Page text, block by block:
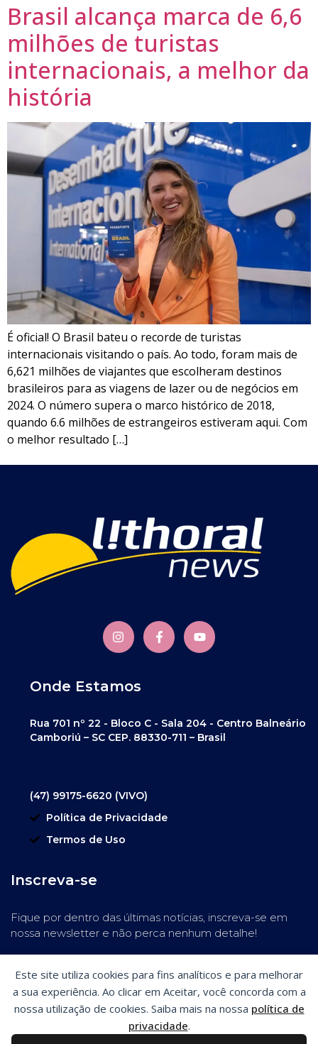
Este site utiliza cookies para fins analíticos e para melhorar
a sua experiência. Ao clicar em Aceitar, você concorda com a
nossa utilização de cookies. Saiba mais na nossa política de
privacidade.
Brasil alcança marca de 6,6
milhões de turistas
internacionais, a melhor da
história
É oficial! O Brasil bateu o recorde de turistas
internacionais visitando o país. Ao todo, foram mais de
6,621 milhões de viajantes que escolheram destinos
brasileiros para as viagens de lazer ou de negócios em
2024. O número supera o marco histórico de 2018,
quando 6.6 milhões de estrangeiros estiveram aqui. Com
o melhor resultado […]
Onde Estamos
Rua 701 nº 22 - Bloco C - Sala 204 - Centro Balneário
Camboriú – SC CEP. 88330-711 – Brasil
(47) 99175-6620 (VIVO)
Política de Privacidade
Termos de Uso
Inscreva-se
Fique por dentro das últimas notícias, inscreva-se em
nossa newsletter e não perca nenhum detalhe!